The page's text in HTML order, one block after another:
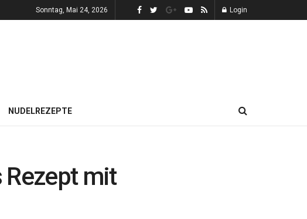
Sonntag, Mai 24, 2026 Login
NUDELREZEPTE
Rezept mit